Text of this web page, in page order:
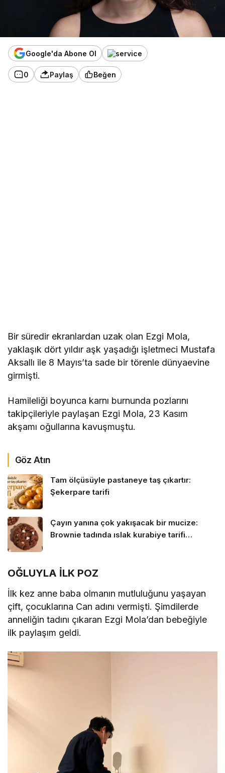
Google'da Abone Ol
0 Paylaş Beğen
Bir süredir ekranlardan uzak olan Ezgi Mola,
yaklaşık dört yıldır aşk yaşadığı işletmeci Mustafa
Aksallı ile 8 Mayıs’ta sade bir törenle dünyaevine
girmişti.
Hamileliği boyunca karnı burnunda pozlarını
takipçileriyle paylaşan Ezgi Mola, 23 Kasım
akşamı oğullarına kavuşmuştu.
Göz Atın
Tam ölçüsüyle pastaneye taş çıkartır:
Şekerpare tarifi
Çayın yanına çok yakışacak bir mucize:
Brownie tadında ıslak kurabiye tarifi…
OĞLUYLA İLK POZ
İlk kez anne baba olmanın mutluluğunu yaşayan
çift, çocuklarına Can adını vermişti. Şimdilerde
anneliğin tadını çıkaran Ezgi Mola’dan bebeğiyle
ilk paylaşım geldi.